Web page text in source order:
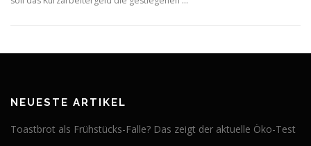
NEUESTE ARTIKEL
Toastbrot als Frühstücks-Falle? Das zeigt der aktuelle Öko-Test